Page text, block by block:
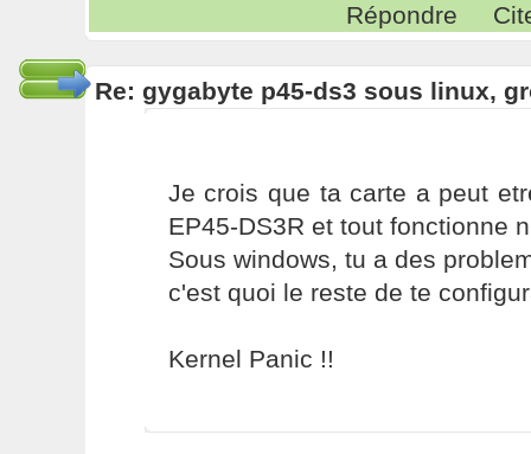
Répondre
Re: gygabyte p45-ds3 sous linux,
Je crois que ta carte a peut
EP45-DS3R et tout fonctionne
Sous windows, tu a des
c'est quoi le reste de te
Kernel Panic !!